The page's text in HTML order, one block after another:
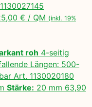
€ / QM (inkl. 19%
roh 4-seitig
Längen: 500-
Art. 1130020180
Stärke: 20 mm 63,90